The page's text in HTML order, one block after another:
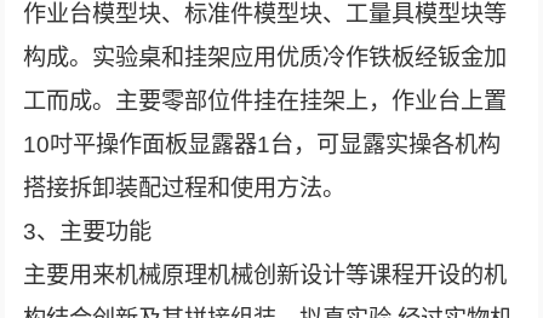
作业台模型块、标准件模型块、工量具模型块等
构成。实验桌和挂架应用优质冷作铁板经钣金加
工而成。主要零部位件挂在挂架上，作业台上置
10吋平操作面板显露器1台，可显露实操各机构
搭接拆卸装配过程和使用方法。
3、主要功能
主要用来机械原理机械创新设计等课程开设的机